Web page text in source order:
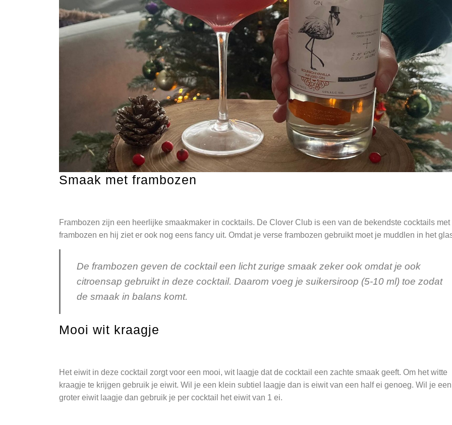
Smaak met frambozen
Frambozen zijn een heerlijke smaakmaker in cocktails. De Clover Club is een van de bekendste cocktails met
frambozen en hij ziet er ook nog eens fancy uit. Omdat je verse frambozen gebruikt moet je muddlen in het
De frambozen geven de cocktail een licht zurige smaak zeker ook omdat je ook
citroensap gebruikt in deze cocktail. Daarom voeg je suikersiroop (5-10 ml) toe zodat
de smaak in balans komt.
Mooi wit kraagje
Het eiwit in deze cocktail zorgt voor een mooi, wit laagje dat de cocktail een zachte smaak geeft. Om het witte
kraagje te krijgen gebruik je eiwit. Wil je een klein subtiel laagje dan is eiwit van een half ei genoeg. Wil je een
groter eiwit laagje dan gebruik je per cocktail het eiwit van 1 ei.